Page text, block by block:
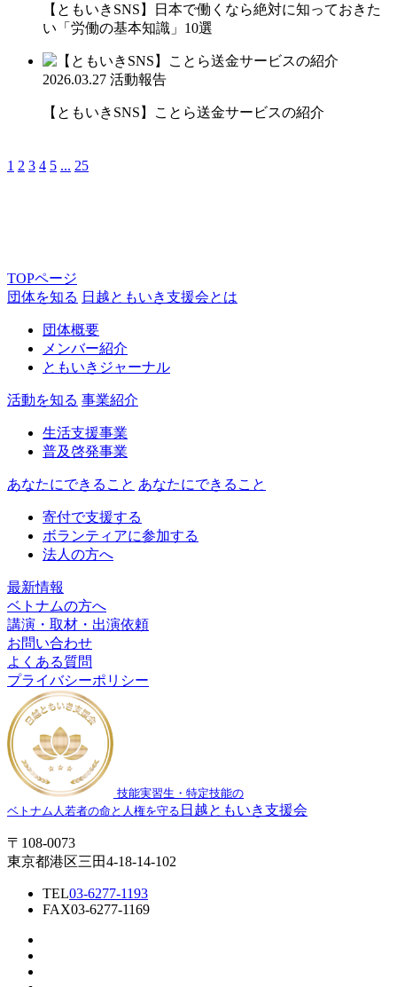
【ともいきSNS】日本で働くなら絶対に知っておきた
い「労働の基本知識」10選
2026.03.27 活動報告
【ともいきSNS】ことら送金サービスの紹介
1 2 3 4 5 ... 25
TOPページ
団体を知る 日越ともいき支援会とは
団体概要
メンバー紹介
ともいきジャーナル
活動を知る 事業紹介
生活支援事業
普及啓発事業
あなたにできること あなたにできること
寄付で支援する
ボランティアに参加する
法人の方へ
最新情報
ベトナムの方へ
講演・取材・出演依頼
お問い合わせ
よくある質問
プライバシーポリシー
技能実習生・特定技能の
ベトナム人若者の命と人権を守る 日越ともいき支援会
〒108-0073
東京都港区三田4-18-14-102
TEL03-6277-1193
FAX03-6277-1169